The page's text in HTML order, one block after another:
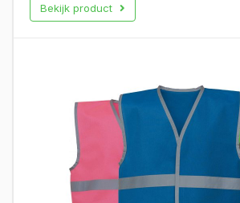
Bekijk product